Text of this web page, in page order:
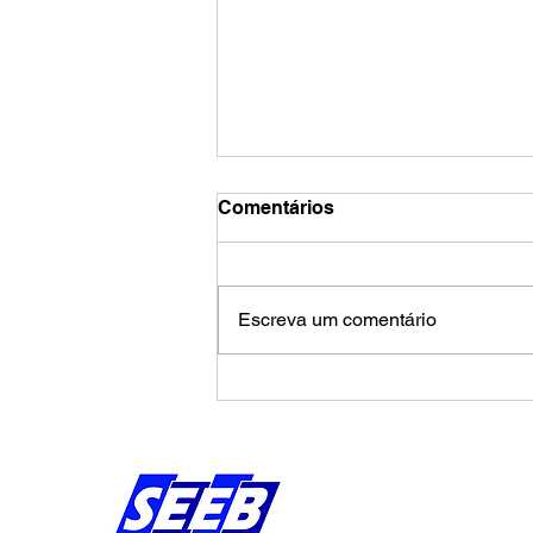
Comentários
Escreva um comentário